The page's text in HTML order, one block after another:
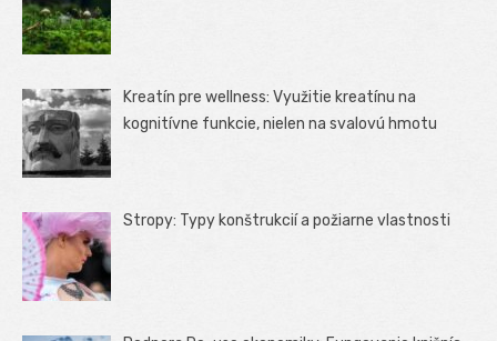
Kreatín pre wellness: Využitie kreatínu na
kognitívne funkcie, nielen na svalovú hmotu
Stropy: Typy konštrukcií a požiarne vlastnosti